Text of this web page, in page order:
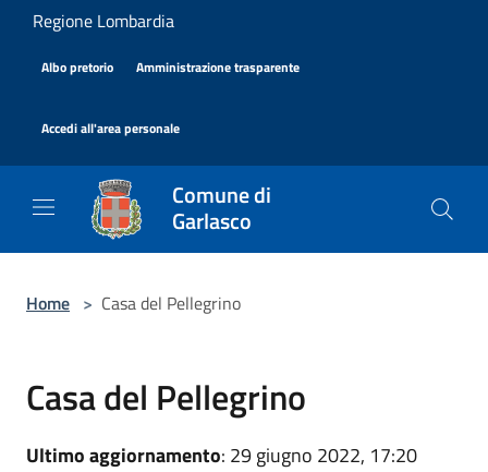
Salta al contenuto principale
Regione Lombardia
Albo pretorio Amministrazione trasparente
Accedi all'area personale
Comune di
Garlasco
Home > Casa del Pellegrino
Casa del Pellegrino
Ultimo aggiornamento: 29 giugno 2022, 17:20